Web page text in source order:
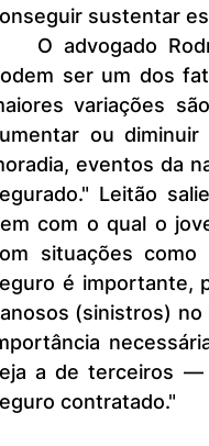
sustentar
ser um dos
variações
ou
eventos da
Leitão
com o qual o
situações
é importante,
(sinistros) no
a de terceiros —
contratado."